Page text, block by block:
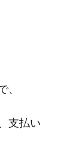
、​
支払い​